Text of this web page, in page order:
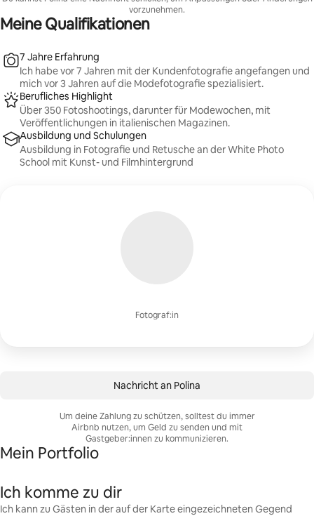
Fotoshooting. Reisezeit und Details werden individuell
besprochen. Du erhältst innerhalb von 7 Tagen
professionell bearbeitete Fotos.
vorzunehmen.
Meine Qualifikationen
Fotograf:in
7 Jahre Erfahrung
Ich habe vor 7 Jahren mit der Kundenfotografie angefangen und
mich vor 3 Jahren auf die Modefotografie spezialisiert.
Berufliches Highlight
Über 350 Fotoshootings, darunter für Modewochen, mit
Veröffentlichungen in italienischen Magazinen.
Ausbildung und Schulungen
Ausbildung in Fotografie und Retusche an der White Photo
School mit Kunst- und Filmhintergrund
Nachricht an Polina
Um deine Zahlung zu schützen, solltest du immer
Airbnb nutzen, um Geld zu senden und mit
Gastgeber:innen zu kommunizieren.
Mein Portfolio
Ich komme zu dir
Ich kann zu Gästen in der auf der Karte eingezeichneten Gegend